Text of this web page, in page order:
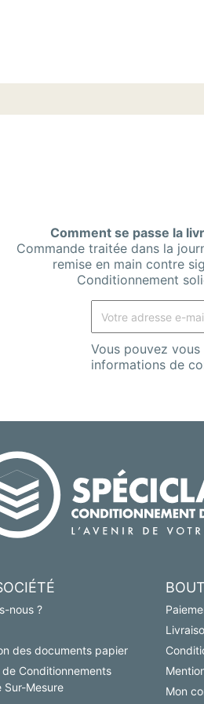
Comment se passe la
Commande traitée dans la
remise en main contre
Conditionnement
Vous pouvez
informations de
nous ?
des documents papier
Conditionnements
Sur-Mesure
Mon